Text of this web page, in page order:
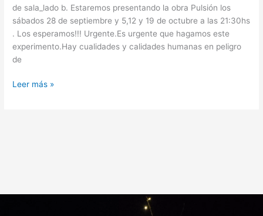
de sala_lado b. Estaremos presentando la obra Pulsión los
sábados 28 de septiembre y 5,12 y 19 de octubre a las 21:30hs
. Los esperamos!!! Urgente.Es urgente que hagamos este
experimento.Hay cualidades y calidades humanas en peligro
de
Leer más »